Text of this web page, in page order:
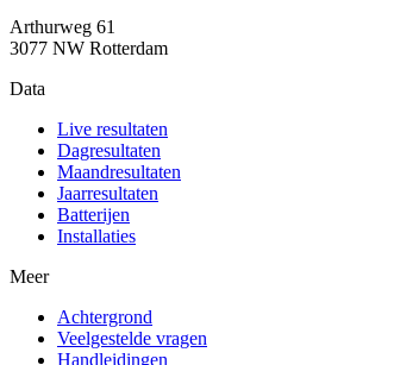
Arthurweg 61
3077 NW Rotterdam
Data
Live resultaten
Dagresultaten
Maandresultaten
Jaarresultaten
Batterijen
Installaties
Meer
Achtergrond
Veelgestelde vragen
Handleidingen